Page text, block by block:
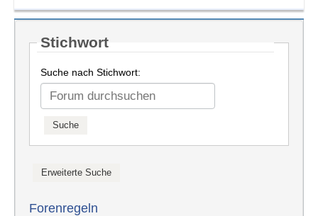
Stichwort
Suche nach Stichwort:
Forenregeln